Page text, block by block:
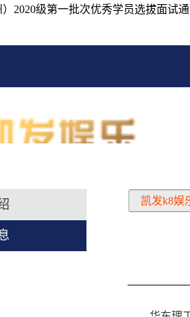
2020级第一批次优秀学员选拔面试通
凯发k8娱